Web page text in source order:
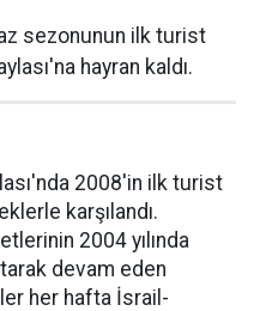
sezonunun ilk turist
hayran kaldı.
2008'in ilk turist
karşılandı.
2004 yılında
devam eden
her hafta İsrail-